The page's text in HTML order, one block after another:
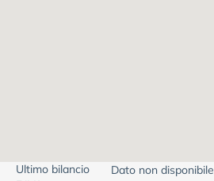
Ultimo bilancio
Dato non disponibile